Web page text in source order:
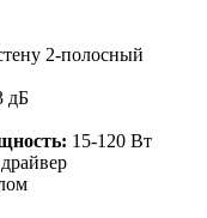
2-полосный
дБ
15-120 Вт